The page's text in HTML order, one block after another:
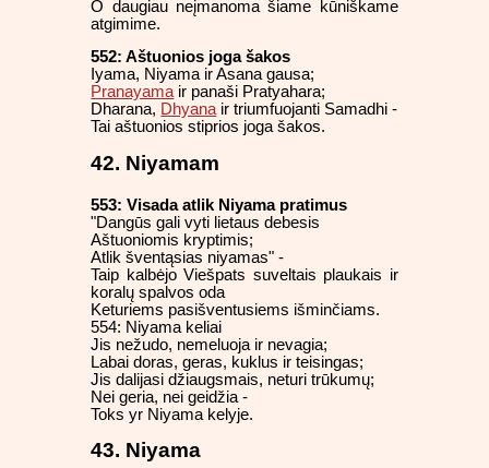
O daugiau neįmanoma šiame kūniškame
atgimime.
552: Aštuonios joga šakos
Iyama, Niyama ir Asana gausa;
Pranayamair panaši Pratyahara;
Dharana, Dhyanair triumfuojanti Samadhi -
Tai aštuonios stiprios joga šakos.
42. Niyamam
553: Visada atlik Niyama pratimus
"Dangūs gali vyti lietaus debesis
Aštuoniomis kryptimis;
Atlik šventąsias niyamas" -
Taip kalbėjo Viešpats suveltais plaukais ir
koralų spalvos oda
Keturiems pasišventusiems išminčiams.
554: Niyama keliai
Jis nežudo, nemeluoja ir nevagia;
Labai doras, geras, kuklus ir teisingas;
Jis dalijasi džiaugsmais, neturi trūkumų;
Nei geria, nei geidžia -
Toks yr Niyama kelyje.
43. Niyama